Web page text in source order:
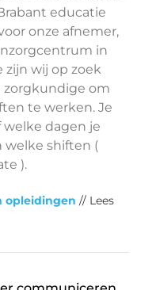
educatie
onze afnemer,
in
zijn wij op zoek
zorgkundige om
te werken. Je
welke dagen je
welke shiften (
).
opleidingen // Lees